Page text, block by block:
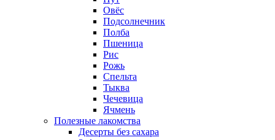
Овёс
Подсолнечник
Полба
Пшеница
Рис
Рожь
Спельта
Тыква
Чечевица
Ячмень
Полезные лакомства
Десерты без сахара